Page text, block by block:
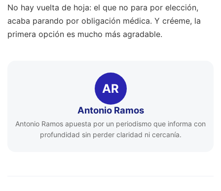
No hay vuelta de hoja: el que no para por elección,
acaba parando por obligación médica. Y créeme, la
primera opción es mucho más agradable.
AR
Antonio Ramos
Antonio Ramos apuesta por un periodismo que informa con
profundidad sin perder claridad ni cercanía.